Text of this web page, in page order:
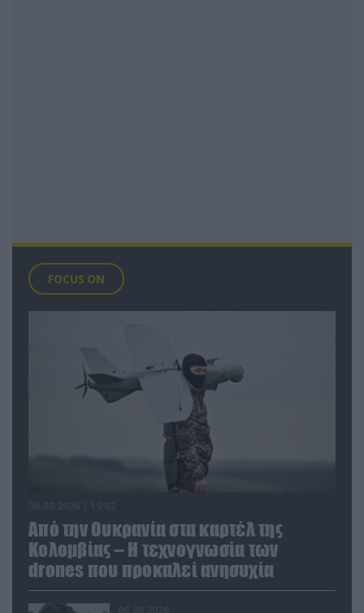
FOCUS ON
Από την Ουκρανία στα καρτέλ της
Κολομβίας – Η τεχνογνωσία των
drones που προκαλεί ανησυχία